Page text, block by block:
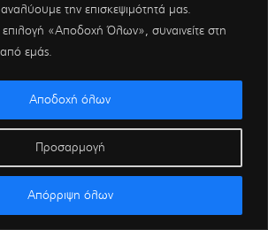
την επισκεψιμότητά μας.
επιλογή «Αποδοχή Όλων», συναινείτε στη
εμάς.
Προσαρμογή
Απόρριψη όλων
Αποδοχή όλων